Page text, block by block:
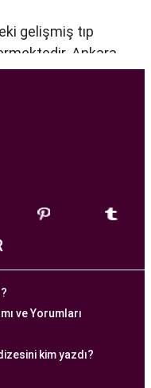
gelişmiş tıp
Ankara
yaşayan
bir yaklaşımla
Modern
çiftlere
amaçlar.
Burada görev
kişiselleştirilmiş
özel durumunu
teknoloji
etkili ve
odaklı hizmet
çiftlere
ve Yorumları
kim yazdı?